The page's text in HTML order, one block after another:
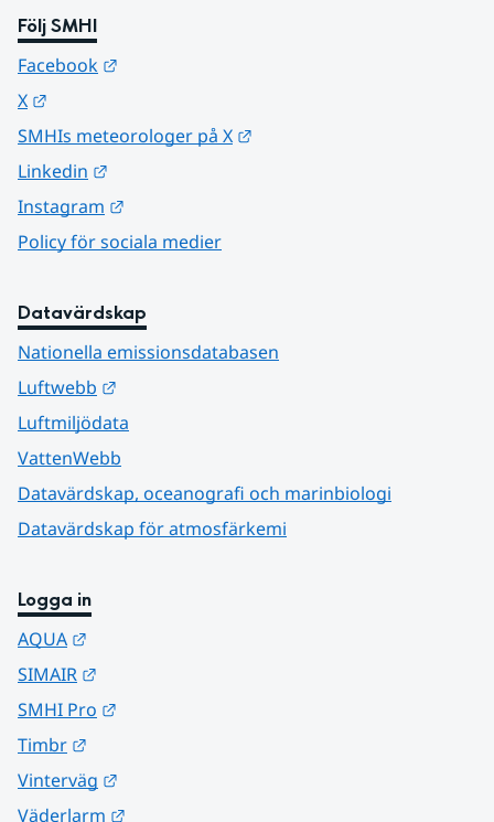
Följ SMHI
Facebook
X
SMHIs meteorologer på X
Linkedin
Instagram
Policy för sociala medier
Datavärdskap
Nationella emissionsdatabasen
Luftwebb
Luftmiljödata
VattenWebb
Datavärdskap, oceanografi och marinbiologi
Datavärdskap för atmosfärkemi
Logga in
AQUA
SIMAIR
SMHI Pro
Timbr
Vinterväg
Väderlarm